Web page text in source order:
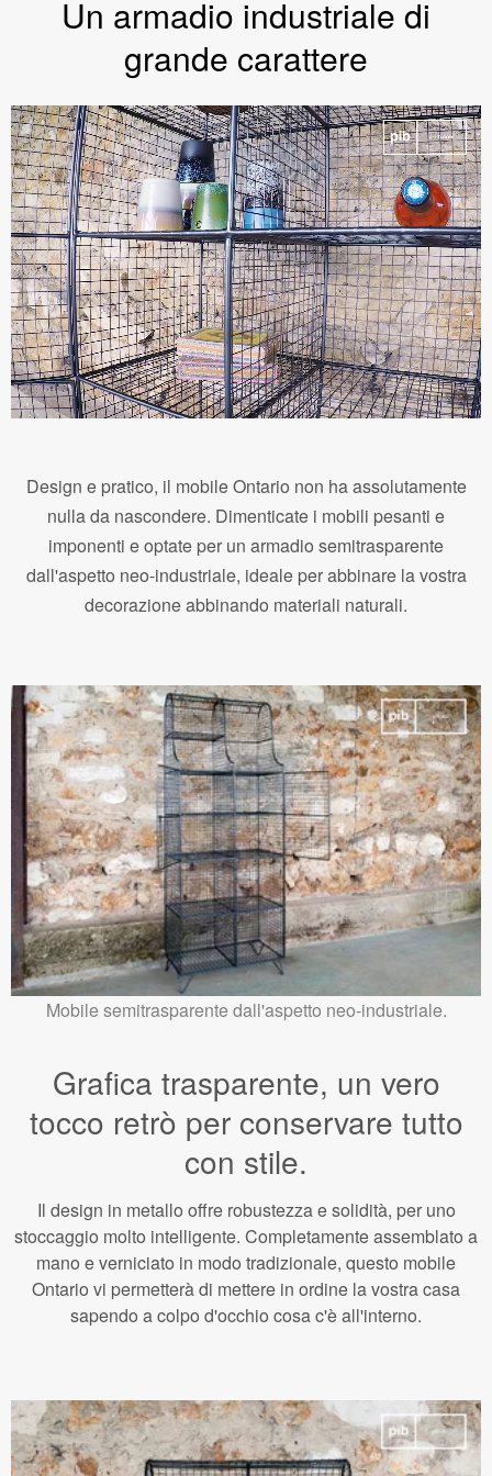
Un armadio industriale di
grande carattere
Design e pratico, il mobile Ontario non ha assolutamente
nulla da nascondere. Dimenticate i mobili pesanti e
imponenti e optate per un armadio semitrasparente
dall'aspetto neo-industriale, ideale per abbinare la vostra
decorazione abbinando materiali naturali.
Mobile semitrasparente dall'aspetto neo-industriale.
Grafica trasparente, un vero
tocco retrò per conservare tutto
con stile.
Il design in metallo offre robustezza e solidità, per uno
stoccaggio molto intelligente. Completamente assemblato a
mano e verniciato in modo tradizionale, questo mobile
Ontario vi permetterà di mettere in ordine la vostra casa
sapendo a colpo d'occhio cosa c'è all'interno.